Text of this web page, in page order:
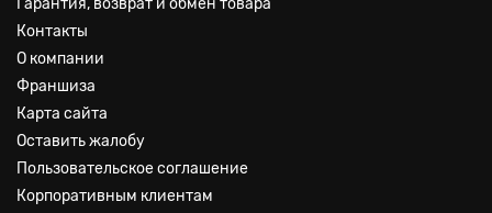
Гарантия, возврат и обмен товара
Контакты
О компании
Франшиза
Карта сайта
Оставить жалобу
Пользовательское соглашение
Корпоративным клиентам